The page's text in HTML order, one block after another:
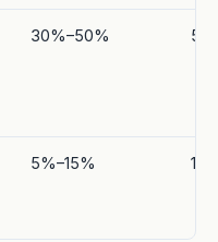
30%–50%
5%–15%